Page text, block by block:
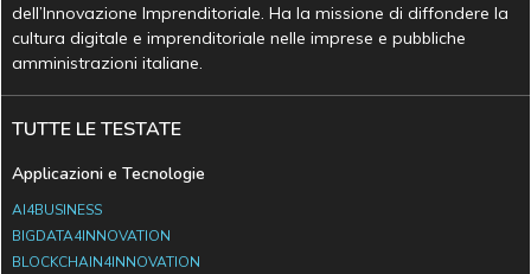
dell’Innovazione Imprenditoriale. Ha la missione di diffondere la
cultura digitale e imprenditoriale nelle imprese e pubbliche
amministrazioni italiane.
TUTTE LE TESTATE
Applicazioni e Tecnologie
AI4BUSINESS
BIGDATA4INNOVATION
BLOCKCHAIN4INNOVATION